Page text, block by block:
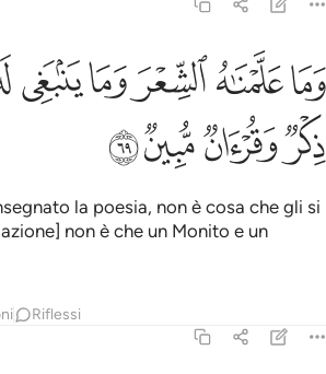
وما علمناه الشعر وما ينبغي له ان هو الا ذكر
وَمَا عَلَّمْنَـٰهُ ٱلشِّعْرَ وَمَا يَنۢبَغِى لَهُۥٓ ۚ إِنْ
ﲺﲻﲼﲽﲾ
ﳄﳅﳆﳇ
la poesia, non è cosa che gli si
non è che un Monito e un
Riflessi